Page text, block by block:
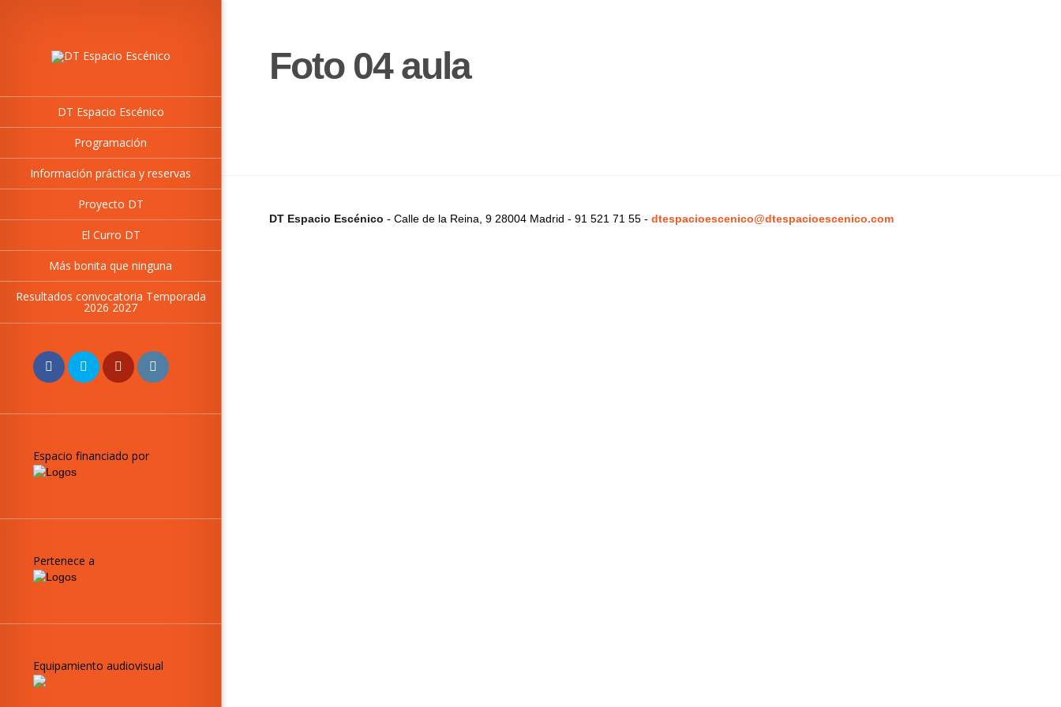
DT Espacio Escénico
Programación
Información práctica y reservas
Proyecto DT
El Curro DT
Más bonita que ninguna
Resultados convocatoria Temporada
2026 2027
Espacio financiado por
Pertenece a
Equipamiento audiovisual
Foto 04 aula
DT Espacio Escénico - Calle de la Reina, 9 28004 Madrid - 91 521 71 55 - dtespacioescenico@dtespacioescenico.com